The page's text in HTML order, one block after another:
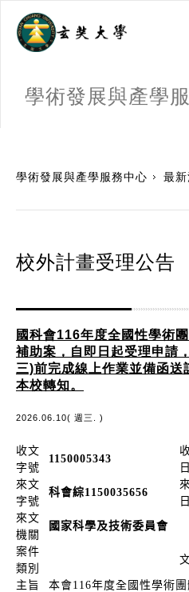
學術發展與產學
學術發展與產學服務中心 最新
校外計畫受理公告
國科會116年度全國性學術
補助案，自即日起受理申請
三)前完成線上作業並備函
本校轉知。
2026.06.10( 週三. )
收文
字號
1150005343
來文
字號
科會綜1150035656
來文
機關
國家科學及技術委員會
案件
類別
主旨
本會116年度全國性學術